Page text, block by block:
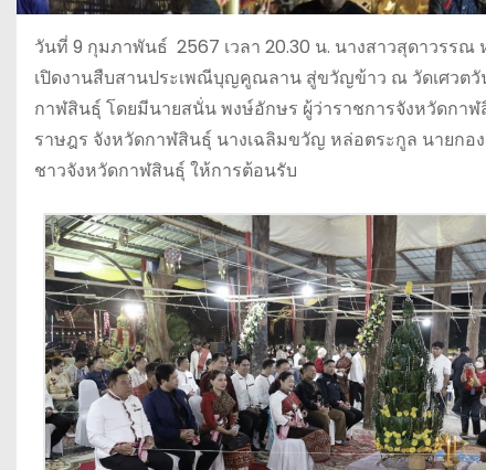
วันที่ 9 กุมภาพันธ์ 2567 เวลา 20.30 น. นางสาวสุดาวรรณ
เปิดงานสืบสานประเพณีบุญคูณลาน สู่ขวัญข้าว ณ วัดเศวตวั
กาฬสินธุ์ โดยมีนายสนั่น พงษ์อักษร ผู้ว่าราชการจังหวัดกา
ราษฎร จังหวัดกาฬสินธุ์ นางเฉลิมขวัญ หล่อตระกูล นายก
ชาวจังหวัดกาฬสินธุ์ ให้การต้อนรับ